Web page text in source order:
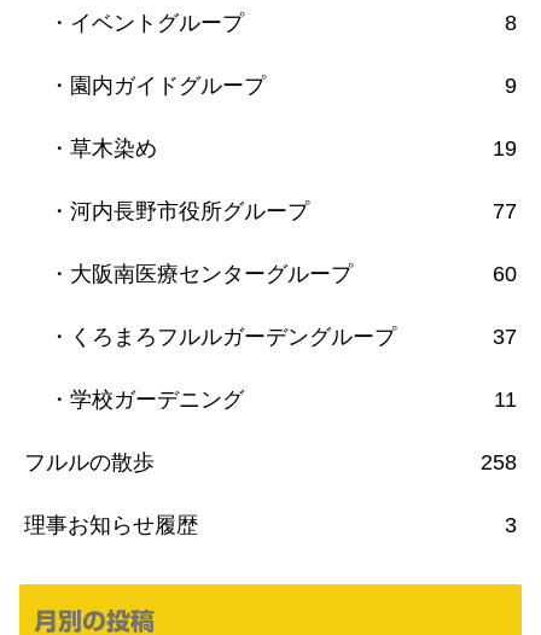
・イベントグループ 8
・園内ガイドグループ 9
・草木染め 19
・河内長野市役所グループ 77
・大阪南医療センターグループ 60
・くろまろフルルガーデングループ 37
・学校ガーデニング 11
フルルの散歩 258
理事お知らせ履歴 3
月別の投稿